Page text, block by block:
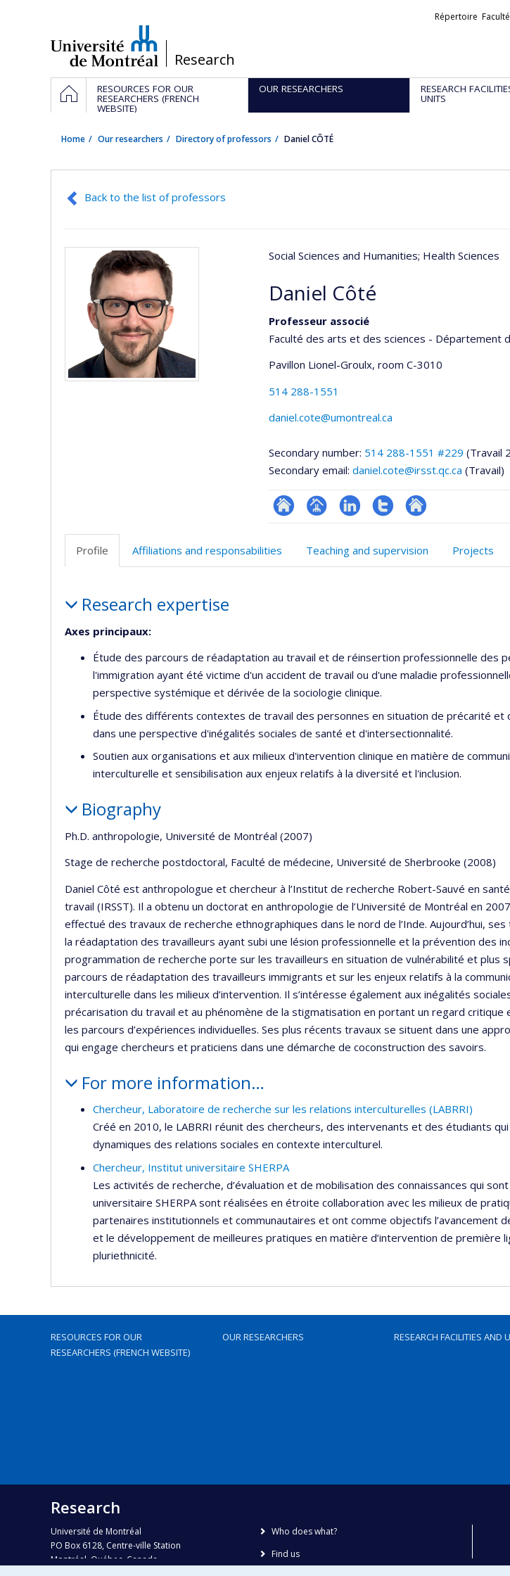
/Research
Liens
Répertoire
Navigation
principale
HOMERESOURCES FOR OUR
RESEARCHERS (FRENCH
WEBSITE)
OUR RESEARCHERS RESEARCH
UNITS
Home Our researchers Directory of professors Daniel CÔTÉ
Back to the list of professors
Social Sciences and Humanities; Health Sciences
Daniel Côté
Professeur associé
Faculté des arts et des sciences - Département
Pavillon Lionel-Groulx, room C-3010
514 288-1551
daniel.cote@umontreal.ca
Secondary number: 514 288-1551 #229 (Travail
Secondary email: daniel.cote@irsst.qc.ca (Travail)
ResearchGate
Page
(faculté,département,école)
LinkedInCompteAutre
Profile Affiliations and responsabilities Teaching and supervision Projects
Research expertise
Axes principaux:
Étude des parcours de réadaptation au travail et de réinsertion professionnelle des
l'immigration ayant été victime d'un accident de travail ou d'une maladie
perspective systémique et dérivée de la sociologie clinique.
Étude des différents contextes de travail des personnes en situation de précarité et
dans une perspective d'inégalités sociales de santé et d'intersectionnalité.
Soutien aux organisations et aux milieux d'intervention clinique en matière de
interculturelle et sensibilisation aux enjeux relatifs à la diversité et l'inclusion.
Biography
Ph.D. anthropologie, Université de Montréal (2007)
Stage de recherche postdoctoral, Faculté de médecine, Université de Sherbrooke (2008)
Daniel Côté est anthropologue et chercheur à l’Institut de recherche Robert-Sauvé en
travail (IRSST). Il a obtenu un doctorat en anthropologie de l’Université de Montréal en
effectué des travaux de recherche ethnographiques dans le nord de l’Inde. Aujourd’hui,
la réadaptation des travailleurs ayant subi une lésion professionnelle et la prévention des
programmation de recherche porte sur les travailleurs en situation de vulnérabilité et plus
parcours de réadaptation des travailleurs immigrants et sur les enjeux relatifs à la
interculturelle dans les milieux d’intervention. Il s’intéresse également aux inégalités
précarisation du travail et au phénomène de la stigmatisation en portant un regard critique
les parcours d’expériences individuelles. Ses plus récents travaux se situent dans une
qui engage chercheurs et praticiens dans une démarche de coconstruction des savoirs.
For more information…
Chercheur, Laboratoire de recherche sur les relations interculturelles (LABRRI)
Créé en 2010, le LABRRI réunit des chercheurs, des intervenants et des étudiants
dynamiques des relations sociales en contexte interculturel.
Chercheur, Institut universitaire SHERPA
Les activités de recherche, d’évaluation et de mobilisation des connaissances qui
universitaire SHERPA sont réalisées en étroite collaboration avec les milieux de
partenaires institutionnels et communautaires et ont comme objectifs l’avancement
et le développement de meilleures pratiques en matière d’intervention de première
pluriethnicité.
RESOURCES FOR OUR
RESEARCHERS (FRENCH WEBSITE)
OUR RESEARCHERS RESEARCH FACILITIES AND
Research
Université de Montréal
PO Box 6128, Centre-ville Station
Montréal, Québec, Canada
Who does what?
Find us